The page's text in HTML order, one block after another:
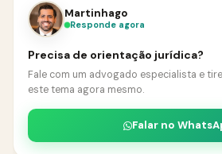
Martinhago
Responde agora
Precisa de orientação jurídica?
Fale com um advogado especialista e
este tema agora mesmo.
Falar no